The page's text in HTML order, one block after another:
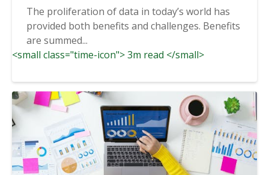
The proliferation of data in today’s world has
provided both benefits and challenges. Benefits
are summed...
<small class="time-icon"> 3m read </small>